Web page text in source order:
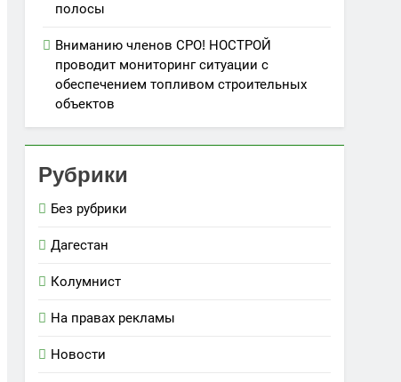
полосы
Вниманию членов СРО! НОСТРОЙ
проводит мониторинг ситуации с
обеспечением топливом строительных
объектов
Рубрики
Без рубрики
Дагестан
Колумнист
На правах рекламы
Новости